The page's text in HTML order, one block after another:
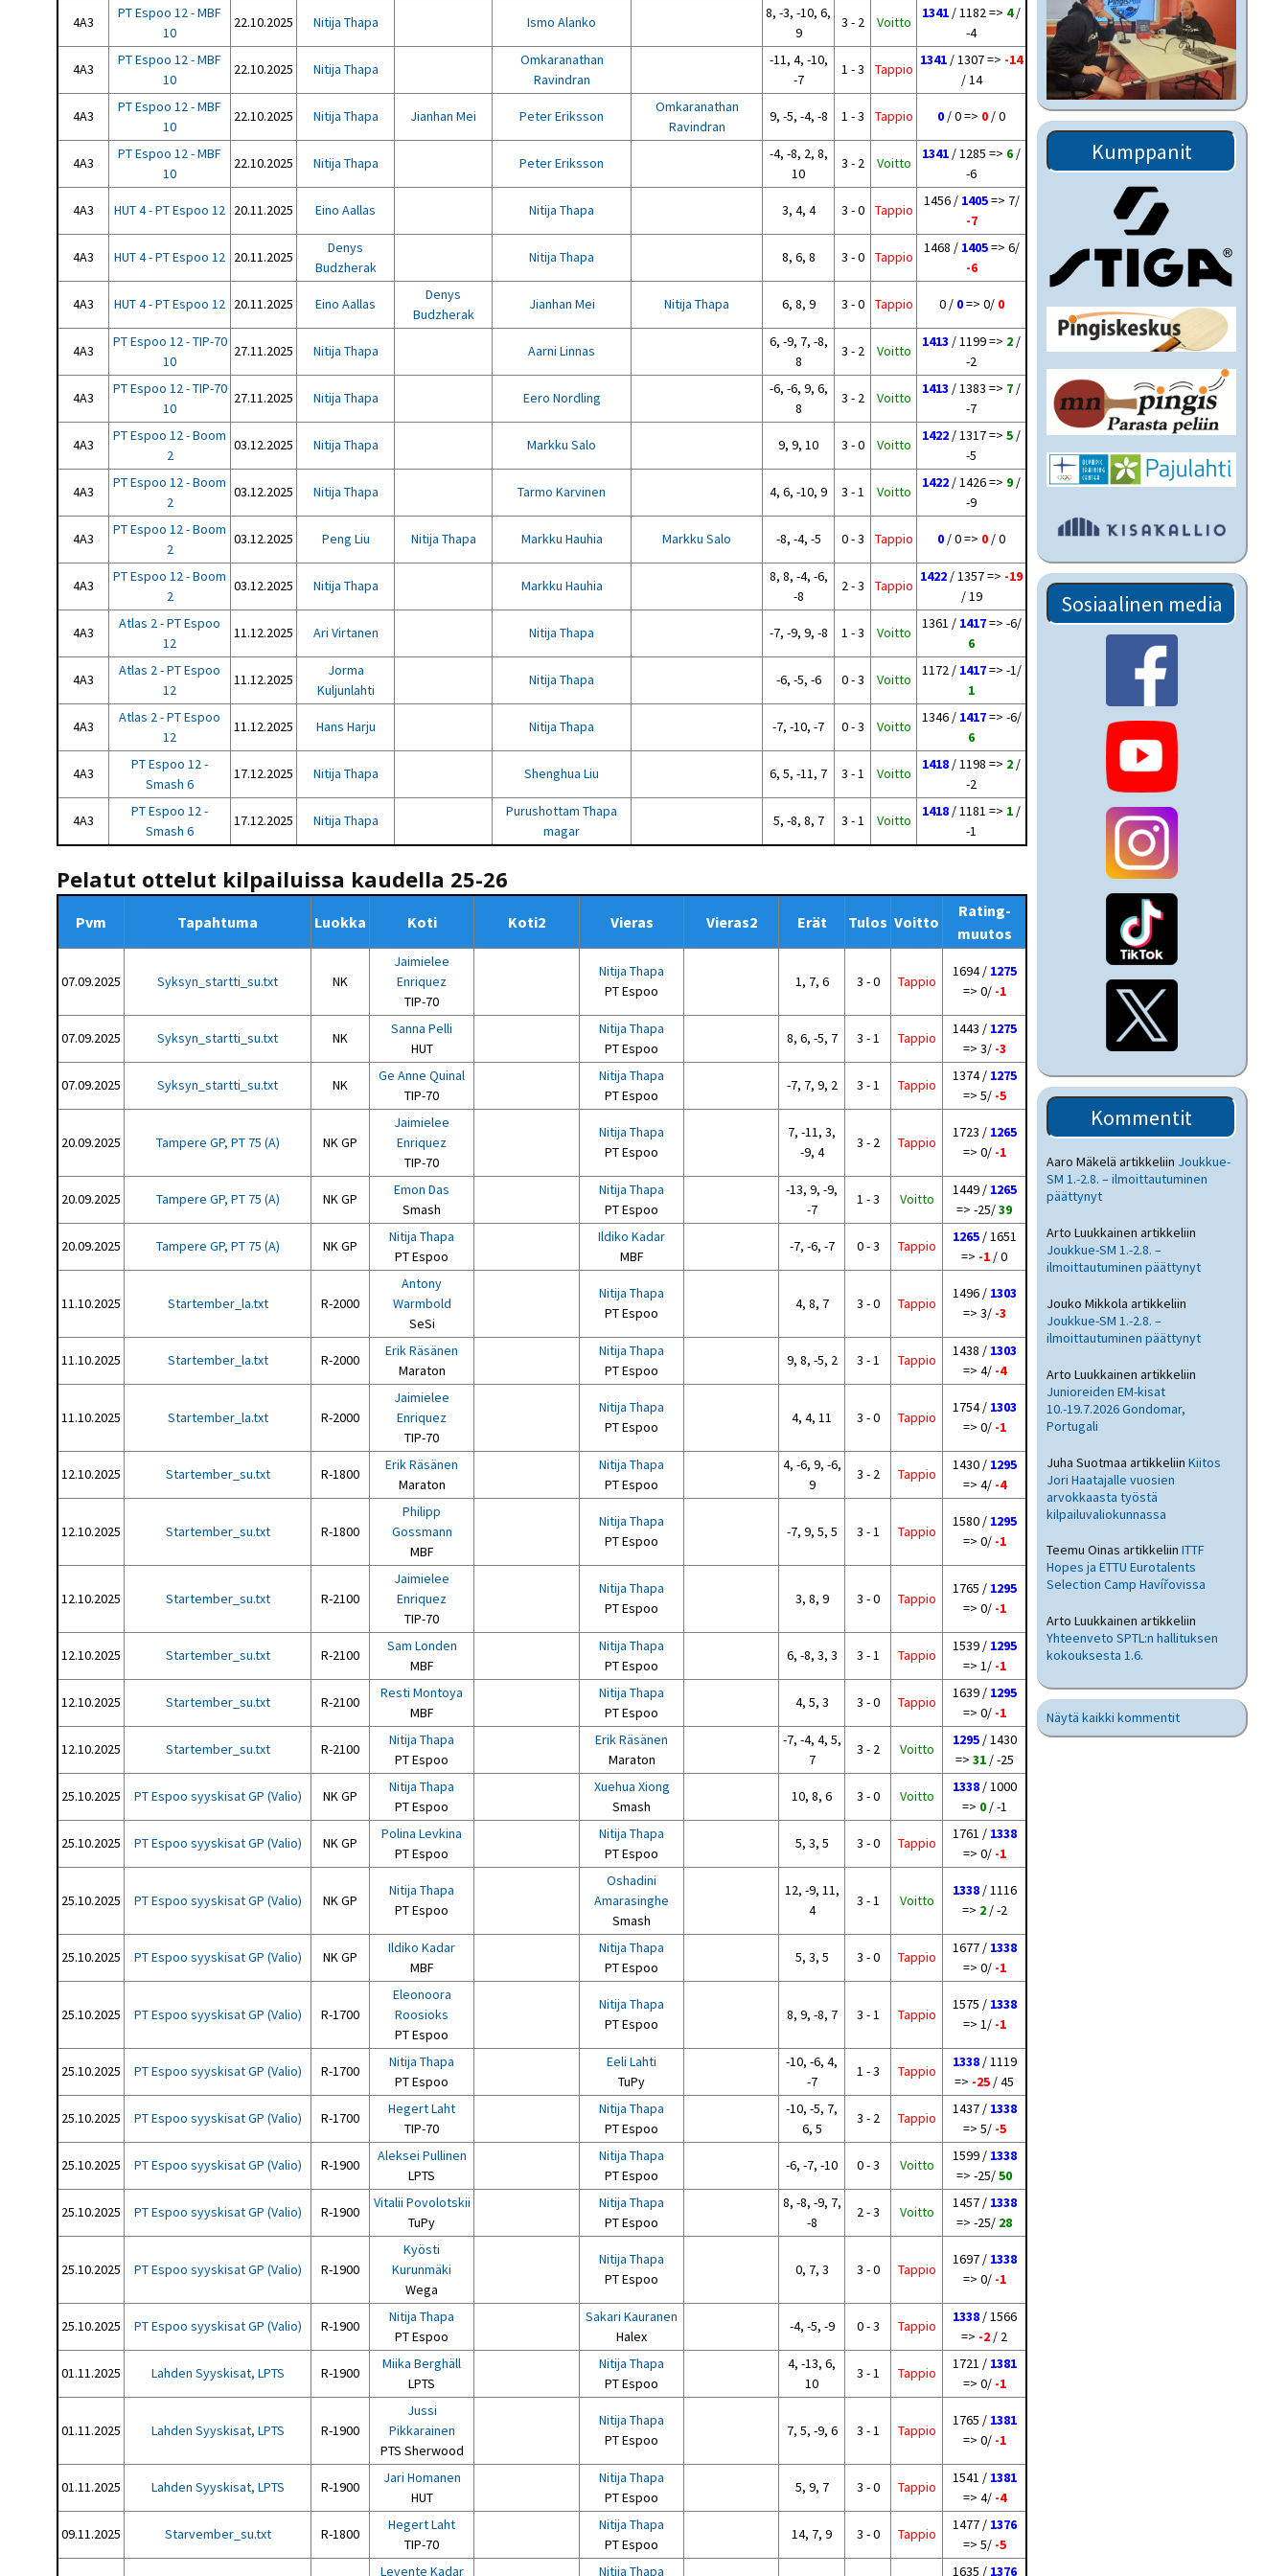
4A3
PT Espoo 12 - MBF
10
22.10.2025 Nitija Thapa Ismo Alanko
8, -3, -10, 6,
9
3 - 2 Voitto
1341 / 1182 => 4/
-4
4A3
PT Espoo 12 - MBF
10
22.10.2025 Nitija Thapa
Omkaranathan
Ravindran
-11, 4, -10,
-7
1 - 3 Tappio
1341 / 1307 => -14
/ 14
4A3
PT Espoo 12 - MBF
10
22.10.2025 Nitija Thapa Jianhan Mei Peter Eriksson
Omkaranathan
Ravindran
9, -5, -4, -8 1 - 3 Tappio 0 / 0 => 0 / 0
4A3
PT Espoo 12 - MBF
10
22.10.2025 Nitija Thapa Peter Eriksson
-4, -8, 2, 8,
10
3 - 2 Voitto
1341 / 1285 => 6 /
-6
4A3 HUT 4 - PT Espoo 12 20.11.2025 Eino Aallas Nitija Thapa 3, 4, 4 3 - 0 Tappio
1456 / 1405=> 7/
-7
4A3 HUT 4 - PT Espoo 12 20.11.2025
Denys
Budzherak
Nitija Thapa 8, 6, 8 3 - 0 Tappio
1468 / 1405=> 6/
-6
4A3 HUT 4 - PT Espoo 12 20.11.2025 Eino Aallas
Denys
Budzherak
Jianhan Mei Nitija Thapa 6, 8, 9 3 - 0 Tappio 0 / 0=> 0/ 0
4A3
PT Espoo 12 - TIP-70
10
27.11.2025 Nitija Thapa Aarni Linnas
6, -9, 7, -8,
8
3 - 2 Voitto
1413 / 1199 => 2 /
-2
4A3
PT Espoo 12 - TIP-70
10
27.11.2025 Nitija Thapa Eero Nordling
-6, -6, 9, 6,
8
3 - 2 Voitto
1413 / 1383 => 7 /
-7
4A3
PT Espoo 12 - Boom
2
03.12.2025 Nitija Thapa Markku Salo 9, 9, 10 3 - 0 Voitto
1422 / 1317 => 5 /
-5
4A3
PT Espoo 12 - Boom
2
03.12.2025 Nitija Thapa Tarmo Karvinen 4, 6, -10, 9 3 - 1 Voitto
1422 / 1426 => 9 /
-9
4A3
PT Espoo 12 - Boom
2
03.12.2025 Peng Liu Nitija Thapa Markku Hauhia Markku Salo -8, -4, -5 0 - 3 Tappio 0 / 0 => 0 / 0
4A3
PT Espoo 12 - Boom
2
03.12.2025 Nitija Thapa Markku Hauhia
8, 8, -4, -6,
-8
2 - 3 Tappio
1422 / 1357 => -19
/ 19
4A3
Atlas 2 - PT Espoo
12
11.12.2025 Ari Virtanen Nitija Thapa -7, -9, 9, -8 1 - 3 Voitto
1361 / 1417=> -6/
6
4A3
Atlas 2 - PT Espoo
12
11.12.2025
Jorma
Kuljunlahti
Nitija Thapa -6, -5, -6 0 - 3 Voitto
1172 / 1417=> -1/
1
4A3
Atlas 2 - PT Espoo
12
11.12.2025 Hans Harju Nitija Thapa -7, -10, -7 0 - 3 Voitto
1346 / 1417=> -6/
6
4A3
PT Espoo 12 -
Smash 6
17.12.2025 Nitija Thapa Shenghua Liu 6, 5, -11, 7 3 - 1 Voitto
1418 / 1198 => 2 /
-2
4A3
PT Espoo 12 -
Smash 6
17.12.2025 Nitija Thapa
Purushottam Thapa
magar
5, -8, 8, 7 3 - 1 Voitto
1418 / 1181 => 1 /
-1
Pelatut ottelut kilpailuissa kaudella 25-26
Pvm Tapahtuma Luokka Koti Koti2 Vieras Vieras2 Erät Tulos Voitto
Rating-
muutos
07.09.2025 Syksyn_startti_su.txt NK
Jaimielee
Enriquez
TIP-70
Nitija Thapa
PT Espoo
1, 7, 6 3 - 0 Tappio
1694 / 1275
=> 0/ -1
07.09.2025 Syksyn_startti_su.txt NK
Sanna Pelli
HUT
Nitija Thapa
PT Espoo
8, 6, -5, 7 3 - 1 Tappio
1443 / 1275
=> 3/ -3
07.09.2025 Syksyn_startti_su.txt NK
Ge Anne Quinal
TIP-70
Nitija Thapa
PT Espoo
-7, 7, 9, 2 3 - 1 Tappio
1374 / 1275
=> 5/ -5
20.09.2025 Tampere GP, PT 75 (A) NK GP
Jaimielee
Enriquez
TIP-70
Nitija Thapa
PT Espoo
7, -11, 3,
-9, 4
3 - 2 Tappio
1723 / 1265
=> 0/ -1
20.09.2025 Tampere GP, PT 75 (A) NK GP
Emon Das
Smash
Nitija Thapa
PT Espoo
-13, 9, -9,
-7
1 - 3 Voitto
1449 / 1265
=> -25/39
20.09.2025 Tampere GP, PT 75 (A) NK GP
Nitija Thapa
PT Espoo
Ildiko Kadar
MBF
-7, -6, -7 0 - 3 Tappio
1265/ 1651
=> -1 / 0
11.10.2025 Startember_la.txt R-2000
Antony
Warmbold
SeSi
Nitija Thapa
PT Espoo
4, 8, 7 3 - 0 Tappio
1496 / 1303
=> 3/ -3
11.10.2025 Startember_la.txt R-2000
Erik Räsänen
Maraton
Nitija Thapa
PT Espoo
9, 8, -5, 2 3 - 1 Tappio
1438 / 1303
=> 4/ -4
11.10.2025 Startember_la.txt R-2000
Jaimielee
Enriquez
TIP-70
Nitija Thapa
PT Espoo
4, 4, 11 3 - 0 Tappio
1754 / 1303
=> 0/ -1
12.10.2025 Startember_su.txt R-1800
Erik Räsänen
Maraton
Nitija Thapa
PT Espoo
4, -6, 9, -6,
9
3 - 2 Tappio
1430 / 1295
=> 4/ -4
12.10.2025 Startember_su.txt R-1800
Philipp
Gossmann
MBF
Nitija Thapa
PT Espoo
-7, 9, 5, 5 3 - 1 Tappio
1580 / 1295
=> 0/ -1
12.10.2025 Startember_su.txt R-2100
Jaimielee
Enriquez
TIP-70
Nitija Thapa
PT Espoo
3, 8, 9 3 - 0 Tappio
1765 / 1295
=> 0/ -1
12.10.2025 Startember_su.txt R-2100
Sam Londen
MBF
Nitija Thapa
PT Espoo
6, -8, 3, 3 3 - 1 Tappio
1539 / 1295
=> 1/ -1
12.10.2025 Startember_su.txt R-2100
Resti Montoya
MBF
Nitija Thapa
PT Espoo
4, 5, 3 3 - 0 Tappio
1639 / 1295
=> 0/ -1
12.10.2025 Startember_su.txt R-2100
Nitija Thapa
PT Espoo
Erik Räsänen
Maraton
-7, -4, 4, 5,
7
3 - 2 Voitto
1295/ 1430
=> 31/ -25
25.10.2025 PT Espoo syyskisat GP (Valio) NK GP
Nitija Thapa
PT Espoo
Xuehua Xiong
Smash
10, 8, 6 3 - 0 Voitto
1338/ 1000
=> 0/ -1
25.10.2025 PT Espoo syyskisat GP (Valio) NK GP
Polina Levkina
PT Espoo
Nitija Thapa
PT Espoo
5, 3, 5 3 - 0 Tappio
1761 / 1338
=> 0/ -1
25.10.2025 PT Espoo syyskisat GP (Valio) NK GP
Nitija Thapa
PT Espoo
Oshadini
Amarasinghe
Smash
12, -9, 11,
4
3 - 1 Voitto
1338/ 1116
=> 2/ -2
25.10.2025 PT Espoo syyskisat GP (Valio) NK GP
Ildiko Kadar
MBF
Nitija Thapa
PT Espoo
5, 3, 5 3 - 0 Tappio
1677 / 1338
=> 0/ -1
25.10.2025 PT Espoo syyskisat GP (Valio) R-1700
Eleonoora
Roosioks
PT Espoo
Nitija Thapa
PT Espoo
8, 9, -8, 7 3 - 1 Tappio
1575 / 1338
=> 1/ -1
25.10.2025 PT Espoo syyskisat GP (Valio) R-1700
Nitija Thapa
PT Espoo
Eeli Lahti
TuPy
-10, -6, 4,
-7
1 - 3 Tappio
1338/ 1119
=> -25 / 45
25.10.2025 PT Espoo syyskisat GP (Valio) R-1700
Hegert Laht
TIP-70
Nitija Thapa
PT Espoo
-10, -5, 7,
6, 5
3 - 2 Tappio
1437 / 1338
=> 5/ -5
25.10.2025 PT Espoo syyskisat GP (Valio) R-1900
Aleksei Pullinen
LPTS
Nitija Thapa
PT Espoo
-6, -7, -10 0 - 3 Voitto
1599 / 1338
=> -25/50
25.10.2025 PT Espoo syyskisat GP (Valio) R-1900
Vitalii Povolotskii
TuPy
Nitija Thapa
PT Espoo
8, -8, -9, 7,
-8
2 - 3 Voitto
1457 / 1338
=> -25/ 28
25.10.2025 PT Espoo syyskisat GP (Valio) R-1900
Kyösti
Kurunmäki
Wega
Nitija Thapa
PT Espoo
0, 7, 3 3 - 0 Tappio
1697 / 1338
=> 0/ -1
25.10.2025 PT Espoo syyskisat GP (Valio) R-1900
Nitija Thapa
PT Espoo
Sakari Kauranen
Halex
-4, -5, -9 0 - 3 Tappio
1338/ 1566
=> -2 / 2
01.11.2025 Lahden Syyskisat, LPTS R-1900
Miika Berghäll
LPTS
Nitija Thapa
PT Espoo
4, -13, 6,
10
3 - 1 Tappio
1721 / 1381
=> 0/ -1
01.11.2025 Lahden Syyskisat, LPTS R-1900
Jussi
Pikkarainen
PTS Sherwood
Nitija Thapa
PT Espoo
7, 5, -9, 6 3 - 1 Tappio
1765 / 1381
=> 0/ -1
01.11.2025 Lahden Syyskisat, LPTS R-1900
Jari Homanen
HUT
Nitija Thapa
PT Espoo
5, 9, 7 3 - 0 Tappio
1541 / 1381
=> 4/ -4
09.11.2025 Starvember_su.txt R-1800
Hegert Laht
TIP-70
Nitija Thapa
PT Espoo
14, 7, 9 3 - 0 Tappio
1477 / 1376
=> 5/ -5
Levente Kadar Nitija Thapa 1635 / 1376
Kumppanit
Sosiaalinen media
Kommentit
Aaro Mäkelä artikkeliin Joukkue-
SM 1.-2.8. – ilmoittautuminen
päättynyt
Arto Luukkainen artikkeliin
Joukkue-SM 1.-2.8. –
ilmoittautuminen päättynyt
Jouko Mikkola artikkeliin
Joukkue-SM 1.-2.8. –
ilmoittautuminen päättynyt
Arto Luukkainen artikkeliin
Junioreiden EM-kisat
10.-19.7.2026 Gondomar,
Portugali
Juha Suotmaa artikkeliin Kiitos
Jori Haatajalle vuosien
arvokkaasta työstä
kilpailuvaliokunnassa
Teemu Oinas artikkeliin ITTF
Hopes ja ETTU Eurotalents
Selection Camp Havířovissa
Arto Luukkainen artikkeliin
Yhteenveto SPTL:n hallituksen
kokouksesta 1.6.
Näytä kaikki kommentit